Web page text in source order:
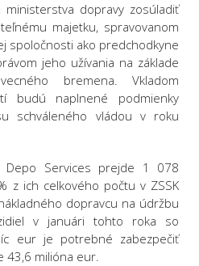
ministerstva dopravy zosúladiť
majetku, spravovanom
spoločnosti ako predchodkyne
jeho užívania na základe
bremena. Vkladom
budú naplnené podmienky
schváleného vládou v roku
Depo Services prejde 1 078
z ich celkového počtu v ZSSK
dopravcu na údržbu
v januári tohto roka so
eur je potrebné zabezpečiť
43,6 milióna eur.